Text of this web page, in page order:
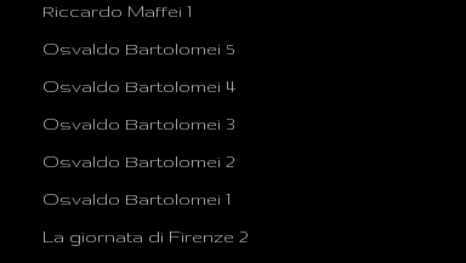
Riccardo Maffei 1
Osvaldo Bartolomei 5
Osvaldo Bartolomei 4
Osvaldo Bartolomei 3
Osvaldo Bartolomei 2
Osvaldo Bartolomei 1
La giornata di Firenze 2